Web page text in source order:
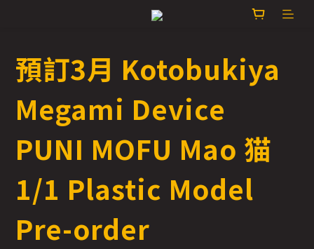
預訂3月 Kotobukiya
Megami Device
PUNI MOFU Mao 猫
1/1 Plastic Model
Pre-order